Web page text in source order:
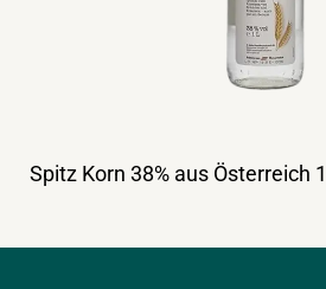
Spitz Korn 38% aus Österreich 1 l